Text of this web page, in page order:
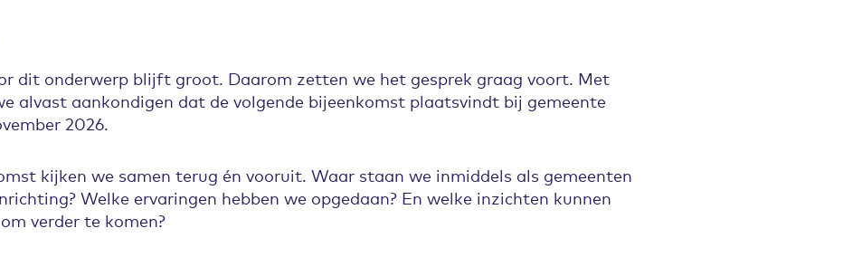
dit onderwerp blijft groot. Daarom zetten we het gesprek graag voort. Met
alvast aankondigen dat de volgende bijeenkomst plaatsvindt bij gemeente
2026.
kijken we samen terug én vooruit. Waar staan we inmiddels als gemeenten
Welke ervaringen hebben we opgedaan? En welke inzichten kunnen
verder te komen?